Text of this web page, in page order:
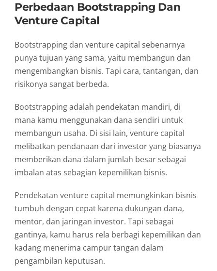
Perbedaan Bootstrapping Dan
VentureCapital
Bootstrapping dan venture capital sebenarnya
punya tujuan yang sama, yaitu membangun dan
mengembangkan bisnis. Tapi cara, tantangan, dan
risikonya sangat berbeda.
Bootstrappingadalah pendekatan mandiri, di
mana kamu menggunakan dana sendiri untuk
membangun usaha. Di sisi lain, venture capital
melibatkan pendanaan dari investoryang biasanya
memberikan dana dalam jumlah besar sebagai
imbalan atas sebagian kepemilikan bisnis.
Pendekatan venture capital memungkinkan bisnis
tumbuh dengan cepat karena dukungan dana,
mentor, dan jaringan investor. Tapi sebagai
gantinya, kamu harus rela berbagi kepemilikan dan
kadang menerima campurtangan dalam
pengambilan keputusan.